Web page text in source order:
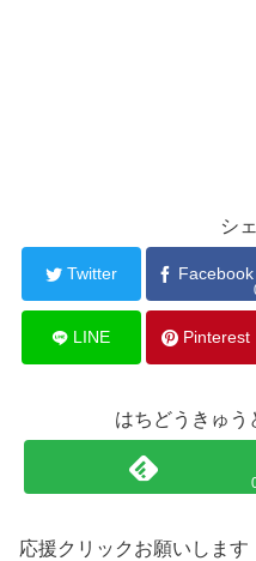
シ
Twitter Facebook
LINE Pinterest
はちどうきゅう
応援クリックお願いします